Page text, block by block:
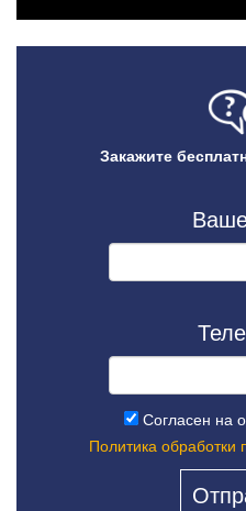
Закажите
Согласен на
Политика